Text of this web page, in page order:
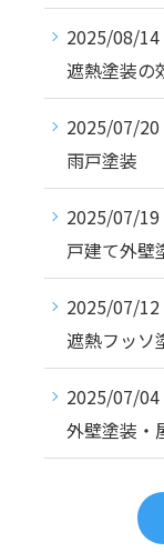
2025/08/14
遮熱塗装の
2025/07/20
雨戸塗装
2025/07/19
戸建て外壁
2025/07/12
遮熱フッソ
2025/07/04
外壁塗装・